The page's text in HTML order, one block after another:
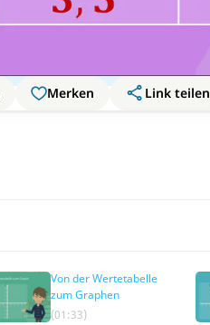
Merken
Link teilen
Von der Wertetabelle
zum Graphen
(01:33)